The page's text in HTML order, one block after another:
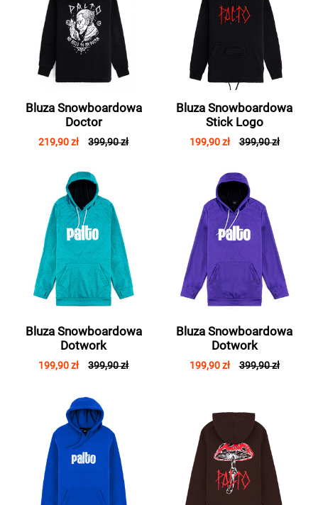
Bluza Snowboardowa
Doctor
219,90 zł 399,90 zł
Bluza Snowboardowa
Stick Logo
199,90 zł 399,90 zł
Bluza Snowboardowa
Dotwork
199,90 zł 399,90 zł
Bluza Snowboardowa
Dotwork
199,90 zł 399,90 zł